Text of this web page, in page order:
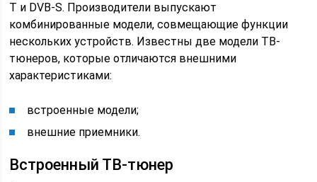
T и DVB-S. Производители выпускают
комбинированные модели, совмещающие функции
нескольких устройств. Известны две модели ТВ-
тюнеров, которые отличаются внешними
характеристиками:
встроенные модели;
внешние приемники.
Встроенный ТВ-тюнер